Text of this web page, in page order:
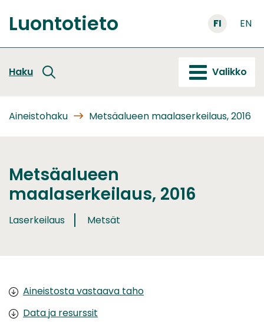
sisältöön
Etusivu
Luontotieto FI EN
Haku Valikko
Aineistohaku Metsäalueen maalaserkeilaus, 2016
Metsäalueen
maalaserkeilaus, 2016
Laserkeilaus Metsät
Aineistosta vastaava taho
Data ja resurssit